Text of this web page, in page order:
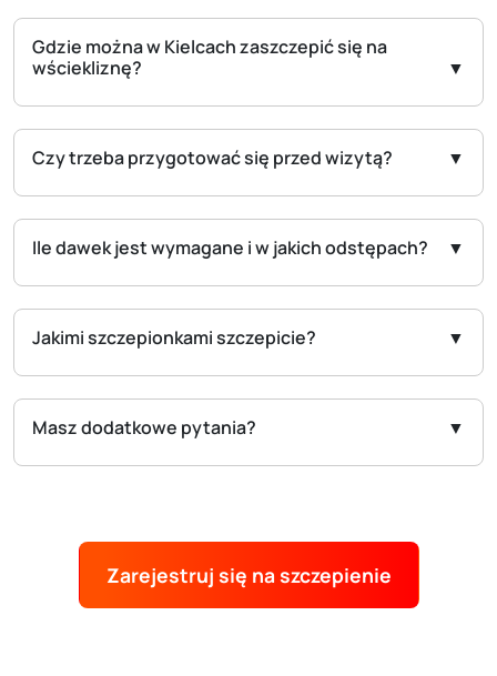
Gdzie można w Kielcach zaszczepić się na
wściekliznę?
Czy trzeba przygotować się przed wizytą?
Ile dawek jest wymagane i w jakich odstępach?
Jakimi szczepionkami szczepicie?
Masz dodatkowe pytania?
Zarejestruj się na szczepienie